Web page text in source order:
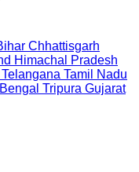
Chhattisgarh
Himachal Pradesh
Telangana Tamil Nadu
Tripura Gujarat